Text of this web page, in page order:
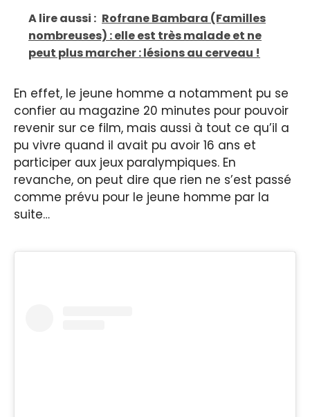
A lire aussi : Rofrane Bambara (Familles
nombreuses) : elle est très malade et ne
peut plus marcher : lésions au cerveau !
En effet, le jeune homme a notamment pu se
confier au magazine 20 minutes pour pouvoir
revenir sur ce film, mais aussi à tout ce qu’il a
pu vivre quand il avait pu avoir 16 ans et
participer aux jeux paralympiques. En
revanche, on peut dire que rien ne s’est passé
comme prévu pour le jeune homme par la
suite…